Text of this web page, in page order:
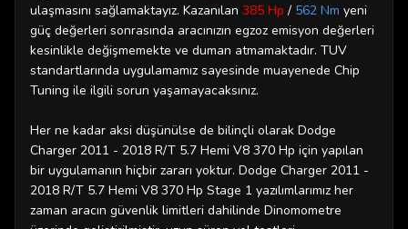
ulaşmasını sağlamaktayız. Kazanılan 385 Hp / 562 Nm yeni
güç değerleri sonrasında aracınızın egzoz emisyon değerleri
kesinlikle değişmemekte ve duman atmamaktadır. TUV
standartlarında uygulamamız sayesinde muayenede Chip
Tuning ile ilgili sorun yaşamayacaksınız.
Her ne kadar aksi düşünülse de bilinçli olarak Dodge
Charger 2011 - 2018 R/T 5.7 Hemi V8 370 Hp için yapılan
bir uygulamanın hiçbir zararı yoktur. Dodge Charger 2011 -
2018 R/T 5.7 Hemi V8 370 Hp Stage 1 yazılımlarımız her
zaman aracın güvenlik limitleri dahilinde Dinomometre